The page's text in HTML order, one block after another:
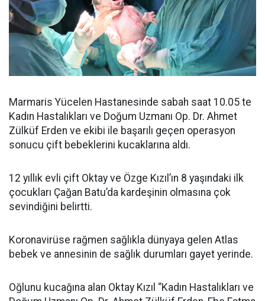
Marmaris Yücelen Hastanesinde sabah saat 10.05 te
Kadın Hastalıkları ve Doğum Uzmanı Op. Dr. Ahmet
Zülküf Erden ve ekibi ile başarılı geçen operasyon
sonucu çift bebeklerini kucaklarına aldı.
12 yıllık evli çift Oktay ve Özge Kızıl’ın 8 yaşındaki ilk
çocukları Çağan Batu’da kardeşinin olmasına çok
sevindiğini belirtti.
Koronavirüse rağmen sağlıkla dünyaya gelen Atlas
bebek ve annesinin de sağlık durumları gayet yerinde.
Oğlunu kucağına alan Oktay Kızıl ‘’Kadın Hastalıkları ve